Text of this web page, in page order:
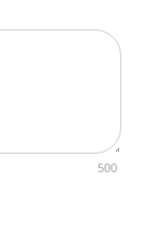
500